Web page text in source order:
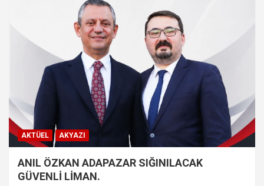
AKTÜEL AKYAZI
ANIL ÖZKAN ADAPAZAR SIĞINILACAK
GÜVENLİ LİMAN.